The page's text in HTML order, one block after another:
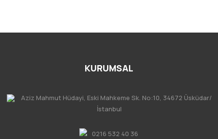
KURUMSAL
Aziz Mahmut Hüdayi, Eski Mahkeme Sk. No:10, 34672 Üsküdar/
İstanbul
0216 532 40 36